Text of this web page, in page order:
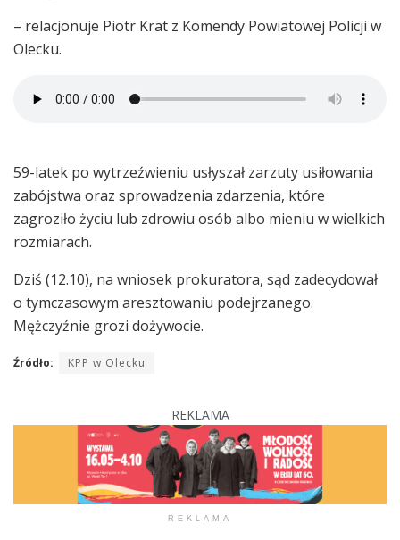
– relacjonuje Piotr Krat z Komendy Powiatowej Policji w
Olecku.
59-latek po wytrzeźwieniu usłyszał zarzuty usiłowania
zabójstwa oraz sprowadzenia zdarzenia, które
zagroziło życiu lub zdrowiu osób albo mieniu w wielkich
rozmiarach.
Dziś (12.10), na wniosek prokuratora, sąd zadecydował
o tymczasowym aresztowaniu podejrzanego.
Mężczyźnie grozi dożywocie.
Źródło: KPP w Olecku
REKLAMA
REKLAMA